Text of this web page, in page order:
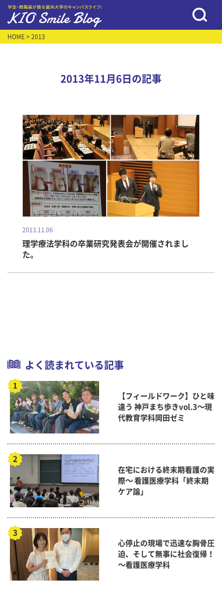
HOME > 2013
2013年11月6日の記事
2013.11.06
理学療法学科の卒業研究発表会が開催されまし
た。
よく読まれている記事
【フィールドワーク】ひと味
違う 神戸まち歩きvol.3～現
代教育学科岡田ゼミ
在宅における終末期看護の実
際～ 看護医療学科「終末期
ケア論」
心停止の現場で迅速な胸骨圧
迫、そして無事に社会復帰！
～看護医療学科